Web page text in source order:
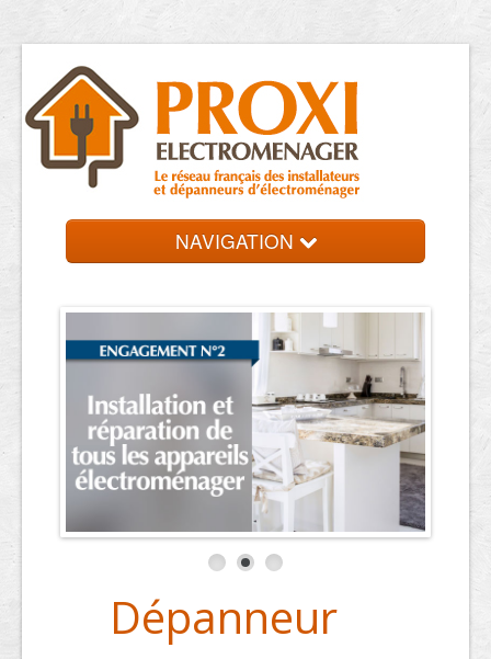
NAVIGATION
Dépanneur